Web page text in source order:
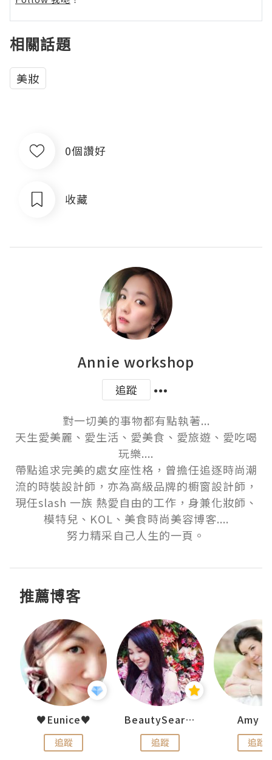
相關話題
美妝
0個讚好
收藏
Annie workshop
追蹤
對一切美的事物都有點執著...
天生愛美麗、愛生活、愛美食、愛旅遊、愛吃喝
玩樂....
帶點追求完美的處女座性格，曾擔任追逐時尚潮
流的時裝設計師，亦為高級品牌的櫥窗設計師，
現任slash 一族 熱愛自由的工作，身兼化妝師、
模特兒、KOL、美食時尚美容博客....
努力精采自己人生的一頁。
推薦博客
♥Eunice♥
追蹤
BeautySearch
追蹤
Amy
追蹤